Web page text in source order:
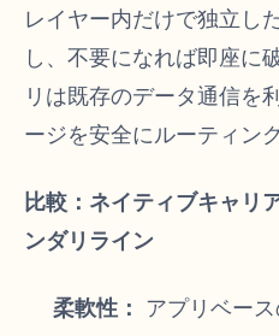
レイヤー内だけで独立し
し、不要になれば即座に
リは既存のデータ通信を
ージを安全にルーティン
比較：ネイティブキャリ
ンダリライン
柔軟性：
アプリベー